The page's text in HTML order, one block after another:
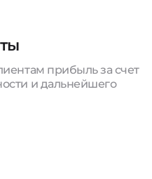
прибыль за счет
и дальнейшего